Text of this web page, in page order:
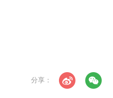
分享：